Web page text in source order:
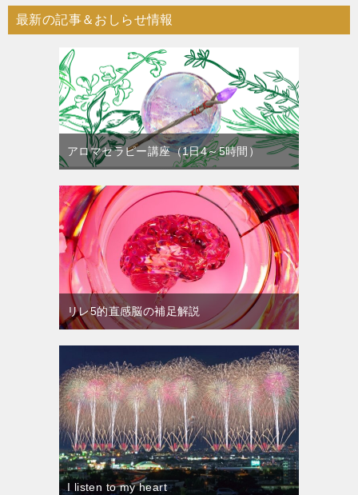
最新の記事＆おしらせ情報
アロマセラピー講座（1日4～5時間）
リレ5的直感脳の補足解説
I listen to my heart